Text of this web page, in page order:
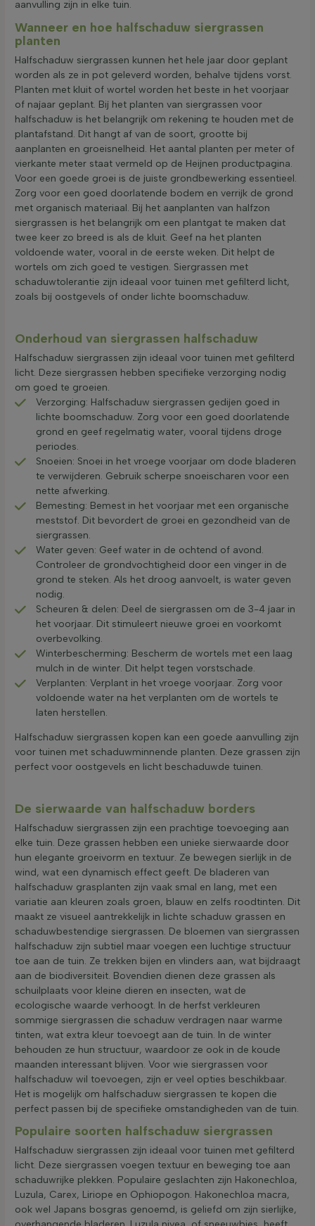
aanvulling zijn in elke tuin.
Wanneer en hoe halfschaduw siergrassen
planten
Halfschaduw siergrassen kunnen het hele jaar door geplant
worden als ze in pot geleverd worden, behalve tijdens vorst.
Planten met kluit of wortel worden het beste in het voorjaar
of najaar geplant. Bij het planten van siergrassen voor
halfschaduw is het belangrijk om rekening te houden met de
plantafstand. Dit hangt af van de soort, grootte bij
aanplanten en groeisnelheid. Het aantal planten per meter of
vierkante meter staat vermeld op de Heijnen productpagina.
Voor een goede groei is de juiste grondbewerking essentieel.
Zorg voor een goed doorlatende bodem en verrijk de grond
met organisch materiaal. Bij het aanplanten van halfzon
siergrassen is het belangrijk om een plantgat te maken dat
twee keer zo breed is als de kluit. Geef na het planten
voldoende water, vooral in de eerste weken. Dit helpt de
wortels om zich goed te vestigen. Siergrassen met
schaduwtolerantie zijn ideaal voor tuinen met gefilterd licht,
zoals bij oostgevels of onder lichte boomschaduw.
Onderhoud van siergrassen halfschaduw
Halfschaduw siergrassen zijn ideaal voor tuinen met gefilterd
licht. Deze siergrassen hebben specifieke verzorging nodig
om goed te groeien.
Verzorging: Halfschaduw siergrassen gedijen goed in
lichte boomschaduw. Zorg voor een goed doorlatende
grond en geef regelmatig water, vooral tijdens droge
periodes.
Snoeien: Snoei in het vroege voorjaar om dode bladeren
te verwijderen. Gebruik scherpe snoeischaren voor een
nette afwerking.
Bemesting: Bemest in het voorjaar met een organische
meststof. Dit bevordert de groei en gezondheid van de
siergrassen.
Water geven: Geef water in de ochtend of avond.
Controleer de grondvochtigheid door een vinger in de
grond te steken. Als het droog aanvoelt, is water geven
nodig.
Scheuren & delen: Deel de siergrassen om de 3-4 jaar in
het voorjaar. Dit stimuleert nieuwe groei en voorkomt
overbevolking.
Winterbescherming: Bescherm de wortels met een laag
mulch in de winter. Dit helpt tegen vorstschade.
Verplanten: Verplant in het vroege voorjaar. Zorg voor
voldoende water na het verplanten om de wortels te
laten herstellen.
Halfschaduw siergrassen kopen kan een goede aanvulling zijn
voor tuinen met schaduwminnende planten. Deze grassen zijn
perfect voor oostgevels en licht beschaduwde tuinen.
De sierwaarde van halfschaduw borders
Halfschaduw siergrassen zijn een prachtige toevoeging aan
elke tuin. Deze grassen hebben een unieke sierwaarde door
hun elegante groeivorm en textuur. Ze bewegen sierlijk in de
wind, wat een dynamisch effect geeft. De bladeren van
halfschaduw grasplanten zijn vaak smal en lang, met een
variatie aan kleuren zoals groen, blauw en zelfs roodtinten. Dit
maakt ze visueel aantrekkelijk in lichte schaduw grassen en
schaduwbestendige siergrassen. De bloemen van siergrassen
halfschaduw zijn subtiel maar voegen een luchtige structuur
toe aan de tuin. Ze trekken bijen en vlinders aan, wat bijdraagt
aan de biodiversiteit. Bovendien dienen deze grassen als
schuilplaats voor kleine dieren en insecten, wat de
ecologische waarde verhoogt. In de herfst verkleuren
sommige siergrassen die schaduw verdragen naar warme
tinten, wat extra kleur toevoegt aan de tuin. In de winter
behouden ze hun structuur, waardoor ze ook in de koude
maanden interessant blijven. Voor wie siergrassen voor
halfschaduw wil toevoegen, zijn er veel opties beschikbaar.
Het is mogelijk om halfschaduw siergrassen te kopen die
perfect passen bij de specifieke omstandigheden van de tuin.
Populaire soorten halfschaduw siergrassen
Halfschaduw siergrassen zijn ideaal voor tuinen met gefilterd
licht. Deze siergrassen voegen textuur en beweging toe aan
schaduwrijke plekken. Populaire geslachten zijn Hakonechloa,
Luzula, Carex, Liriope en Ophiopogon. Hakonechloa macra,
ook wel Japans bosgras genoemd, is geliefd om zijn sierlijke,